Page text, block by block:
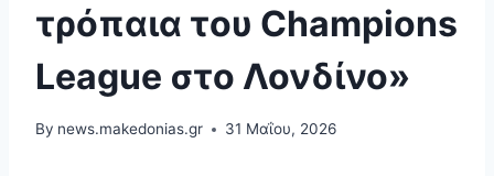
τρόπαια του Champions
League στο Λονδίνο»
By news.makedonias.gr 31 Μαΐου, 2026